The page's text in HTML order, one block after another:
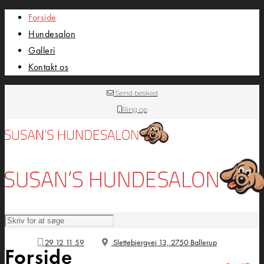
Forside
Hundesalon
Galleri
Kontakt os
Send besked
Ring op
29 12 11 59 Slettebjergvej 13, 2750 Ballerup
Forside